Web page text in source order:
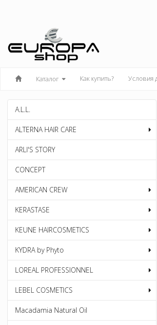
Каталог Как купить? Условия
A.L.L.
ALTERNA HAIR CARE
ARLI'S STORY
CONCEPT
AMERICAN CREW
KERASTASE
KEUNE HAIRCOSMETICS
KYDRA by Phyto
LOREAL PROFESSIONNEL
LEBEL COSMETICS
Macadamia Natural Oil